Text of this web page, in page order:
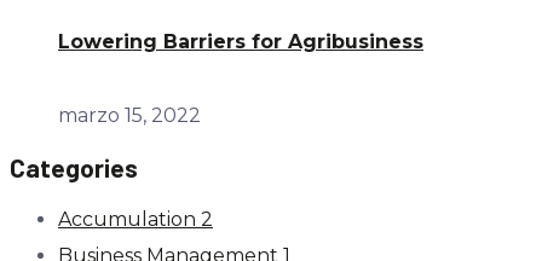
Lowering Barriers for Agribusiness
marzo 15, 2022
Categories
Accumulation 2
Business Management 1